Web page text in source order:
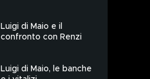
Luigi di Maio e il
confronto con Renzi
Luigi di Maio, le banche